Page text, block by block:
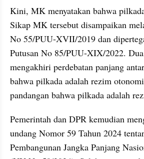
Kini, MK menyatakan bahwa
Sikap MK tersebut disampaikan
No 55/PUU-XVII/2019 dan
Putusan No 85/PUU-XIX/2022.
mengakhiri perdebatan panjang
bahwa pilkada adalah rezim
pandangan bahwa pilkada adalah
Pemerintah dan DPR kemudian
undang Nomor 59 Tahun 2024
Pembangunan Jangka Panjang